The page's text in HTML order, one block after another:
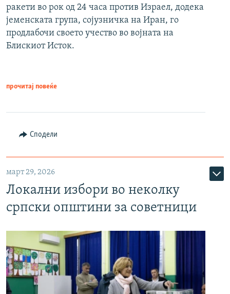
ракети во рок од 24 часа против Израел, додека
јеменската група, сојузничка на Иран, го
продлабочи своето учество во војната на
Блискиот Исток.
прочитај повеќе
Сподели
март 29, 2026
Локални избори во неколку
српски општини за советници